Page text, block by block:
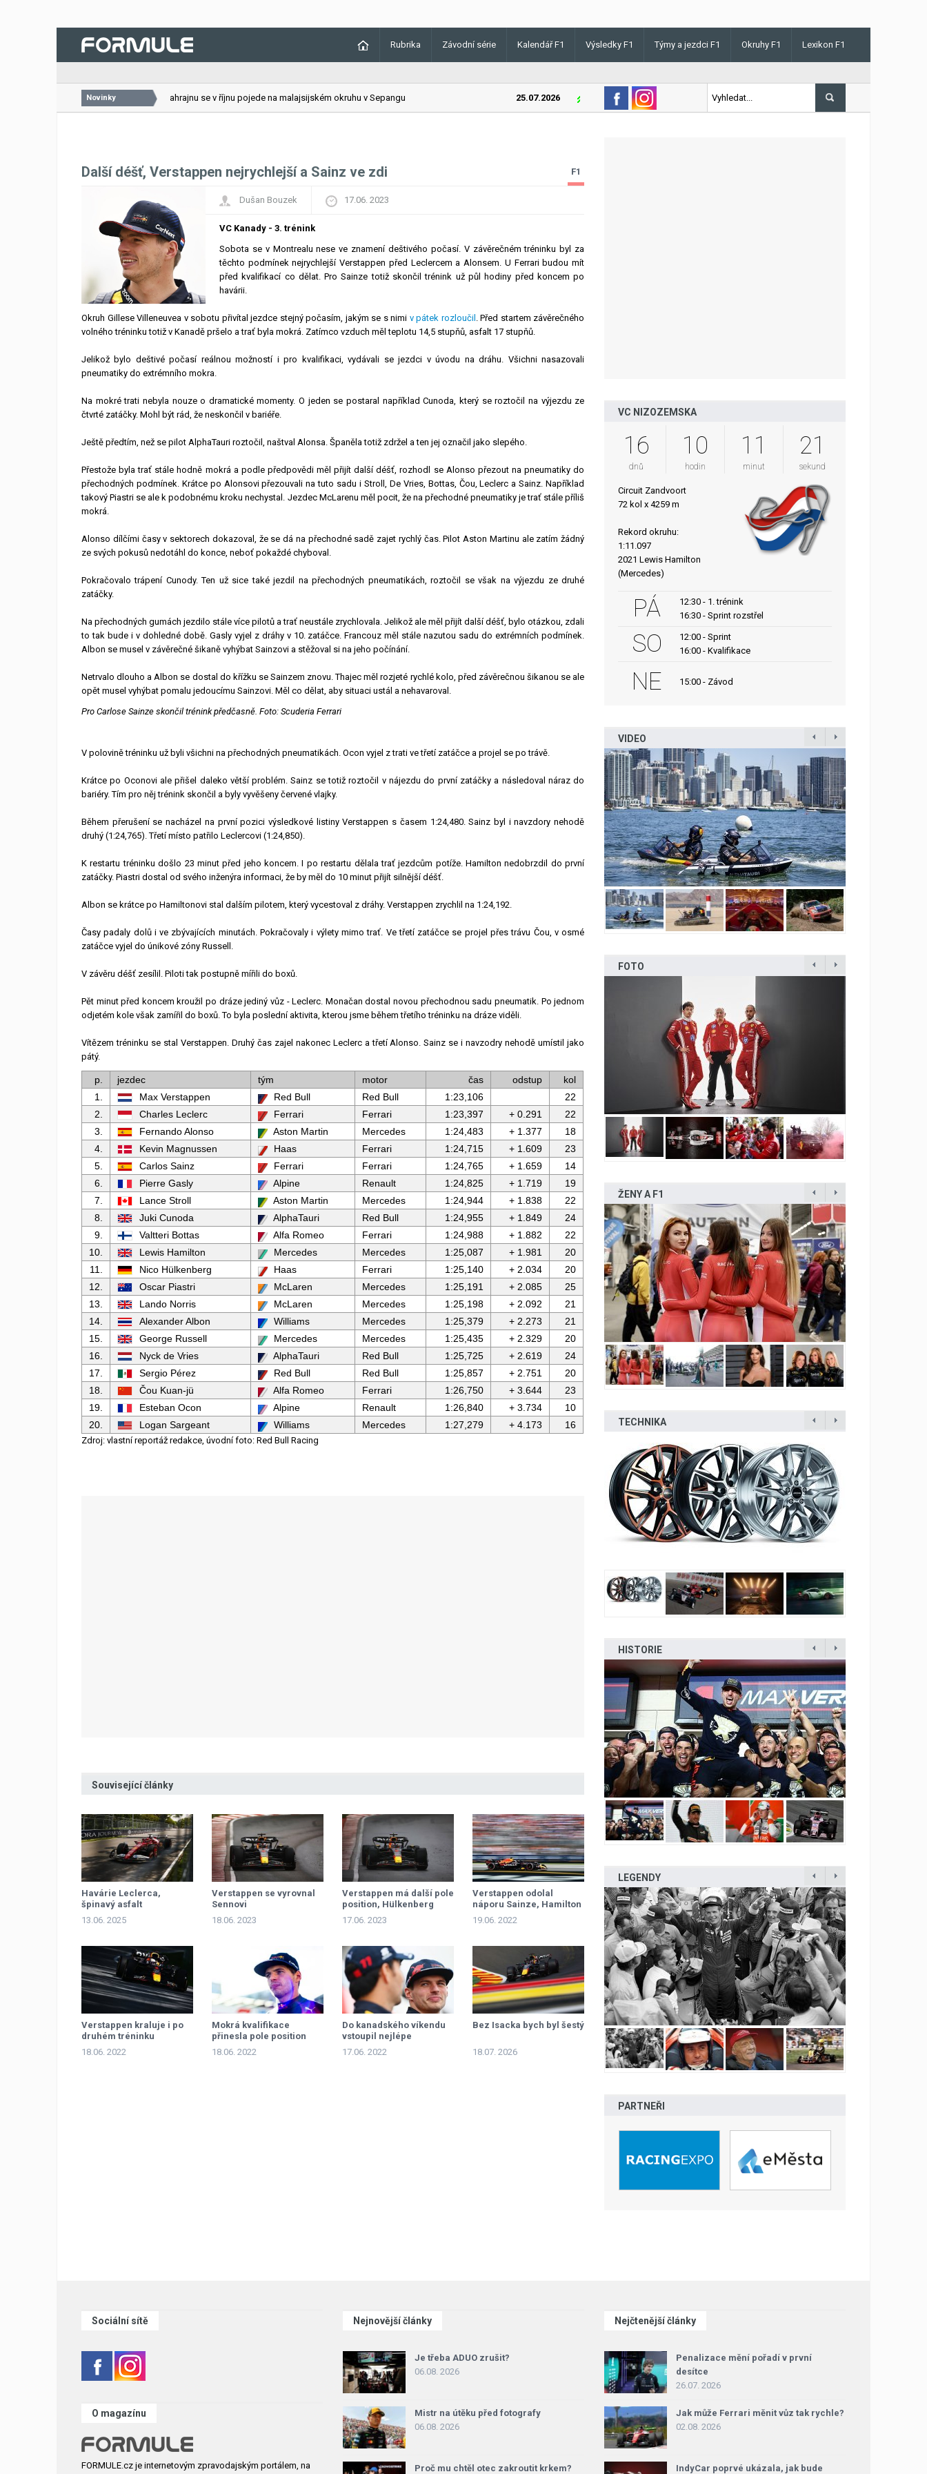
Rubrika Závodní série Kalendář F1 Výsledky F1 Týmy a jezdci F1 Okruhy F1 Lexikon F1
Novinky
26.07.2026 VC Bahrajnu se v říjnu pojede na malajsijském okruhu v Sepangu 25.07.2026 Lando Norris v Maďarsku letos poprvé vyhrál kvalifikaci
Další déšť, Verstappen nejrychlejší a Sainz ve zdi F1
Dušan Bouzek 17.06. 2023
VC Kanady - 3. trénink
Sobota se v Montrealu nese ve znamení deštivého počasí. V závěrečném tréninku byl za
těchto podmínek nejrychlejší Verstappen před Leclercem a Alonsem. U Ferrari budou mít
před kvalifikací co dělat. Pro Sainze totiž skončil trénink už půl hodiny před koncem po
havárii.
Okruh Gillese Villeneuvea v sobotu přivítal jezdce stejný počasím, jakým se s nimi v pátek rozloučil . Před startem závěrečného
volného tréninku totiž v Kanadě pršelo a trať byla mokrá. Zatímco vzduch měl teplotu 14,5 stupňů, asfalt 17 stupňů.
Jelikož bylo deštivé počasí reálnou možností i pro kvalifikaci, vydávali se jezdci v úvodu na dráhu. Všichni nasazovali
pneumatiky do extrémního mokra.
Na mokré trati nebyla nouze o dramatické momenty. O jeden se postaral například Cunoda, který se roztočil na výjezdu ze
čtvrté zatáčky. Mohl být rád, že neskončil v bariéře.
Ještě předtím, než se pilot AlphaTauri roztočil, naštval Alonsa. Španěla totiž zdržel a ten jej označil jako slepého.
Přestože byla trať stále hodně mokrá a podle předpovědi měl přijít další déšť, rozhodl se Alonso přezout na pneumatiky do
přechodných podmínek. Krátce po Alonsovi přezouvali na tuto sadu i Stroll, De Vries, Bottas, Čou, Leclerc a Sainz. Například
takový Piastri se ale k podobnému kroku nechystal. Jezdec McLarenu měl pocit, že na přechodné pneumatiky je trať stále příliš
mokrá.
Alonso dílčími časy v sektorech dokazoval, že se dá na přechodné sadě zajet rychlý čas. Pilot Aston Martinu ale zatím žádný
ze svých pokusů nedotáhl do konce, neboť pokaždé chyboval.
Pokračovalo trápení Cunody. Ten už sice také jezdil na přechodných pneumatikách, roztočil se však na výjezdu ze druhé
zatáčky.
Na přechodných gumách jezdilo stále více pilotů a trať neustále zrychlovala. Jelikož ale měl přijít další déšť, bylo otázkou, zdali
to tak bude i v dohledné době. Gasly vyjel z dráhy v 10. zatáčce. Francouz měl stále nazutou sadu do extrémních podmínek.
Albon se musel v závěrečné šikaně vyhýbat Sainzovi a stěžoval si na jeho počínání.
Netrvalo dlouho a Albon se dostal do křížku se Sainzem znovu. Thajec měl rozjeté rychlé kolo, před závěrečnou šikanou se ale
opět musel vyhýbat pomalu jedoucímu Sainzovi. Měl co dělat, aby situaci ustál a nehavaroval.
Pro Carlose Sainze skončil trénink předčasně. Foto: Scuderia Ferrari
V polovině tréninku už byli všichni na přechodných pneumatikách. Ocon vyjel z trati ve třetí zatáčce a projel se po trávě.
Krátce po Oconovi ale přišel daleko větší problém. Sainz se totiž roztočil v nájezdu do první zatáčky a následoval náraz do
bariéry. Tím pro něj trénink skončil a byly vyvěšeny červené vlajky.
Během přerušení se nacházel na první pozici výsledkové listiny Verstappen s časem 1:24,480. Sainz byl i navzdory nehodě
druhý (1:24,765). Třetí místo patřilo Leclercovi (1:24,850).
K restartu tréninku došlo 23 minut před jeho koncem. I po restartu dělala trať jezdcům potíže. Hamilton nedobrzdil do první
zatáčky. Piastri dostal od svého inženýra informaci, že by měl do 10 minut přijít silnější déšť.
Albon se krátce po Hamiltonovi stal dalším pilotem, který vycestoval z dráhy. Verstappen zrychlil na 1:24,192.
Časy padaly dolů i ve zbývajících minutách. Pokračovaly i výlety mimo trať. Ve třetí zatáčce se projel přes trávu Čou, v osmé
zatáčce vyjel do únikové zóny Russell.
V závěru déšť zesílil. Piloti tak postupně mířili do boxů.
Pět minut před koncem kroužil po dráze jediný vůz - Leclerc. Monačan dostal novou přechodnou sadu pneumatik. Po jednom
odjetém kole však zamířil do boxů. To byla poslední aktivita, kterou jsme během třetího tréninku na dráze viděli.
Vítězem tréninku se stal Verstappen. Druhý čas zajel nakonec Leclerc a třetí Alonso. Sainz se i navzodry nehodě umístil jako
pátý.
p. jezdec tým motor čas odstup
kol
1.
Max Verstappen Red Bull Red Bull 1:23,106
22
2.
Charles Leclerc Ferrari Ferrari 1:23,397 + 0.291
22
3.
Fernando Alonso Aston Martin Mercedes 1:24,483 + 1.377
18
4.
Kevin Magnussen Haas Ferrari 1:24,715 + 1.609
23
5.
Carlos Sainz Ferrari Ferrari 1:24,765 + 1.659
14
6.
Pierre Gasly Alpine Renault 1:24,825 + 1.719
19
7.
Lance Stroll Aston Martin Mercedes 1:24,944 + 1.838
22
8.
Juki Cunoda AlphaTauri Red Bull 1:24,955 + 1.849
24
9.
Valtteri Bottas Alfa Romeo Ferrari 1:24,988 + 1.882
22
10.
Lewis Hamilton Mercedes Mercedes 1:25,087 + 1.981
20
11.
Nico Hülkenberg Haas Ferrari 1:25,140 + 2.034
20
12.
Oscar Piastri McLaren Mercedes 1:25,191 + 2.085
25
13.
Lando Norris McLaren Mercedes 1:25,198 + 2.092
21
14.
Alexander Albon Williams Mercedes 1:25,379 + 2.273
21
15.
George Russell Mercedes Mercedes 1:25,435 + 2.329
20
16.
Nyck de Vries AlphaTauri Red Bull 1:25,725 + 2.619
24
17.
Sergio Pérez Red Bull Red Bull 1:25,857 + 2.751
20
18.
Čou Kuan-jü Alfa Romeo Ferrari 1:26,750 + 3.644
23
19.
Esteban Ocon Alpine Renault 1:26,840 + 3.734
10
20.
Logan Sargeant Williams Mercedes 1:27,279 + 4.173 16
Zdroj: vlastní reportáž redakce, úvodní foto: Red Bull Racing
Související články
Havárie Leclerca,
špinavý asfalt
13.06. 2025
Verstappen se vyrovnal
Sennovi
18.06. 2023
Verstappen má další pole
position, Hülkenberg
zazářil druhou příčkou
17.06. 2023
Verstappen odolal
náporu Sainze, Hamilton
se vrátil na pódium
19.06. 2022
Verstappen kraluje i po
druhém tréninku
18.06. 2022
Mokrá kvalifikace
přinesla pole position
Verstappenovi, Alonso
překvapivě druhý
18.06. 2022
Do kanadského víkendu
vstoupil nejlépe
Verstappen
17.06. 2022
Bez Isacka bych byl šestý
18.07. 2026
VC NIZOZEMSKA
16
dnů
10
hodin
11
minut
20
sekund
Circuit Zandvoort
72 kol x 4259 m
Rekord okruhu:
1:11.097
2021 Lewis Hamilton
(Mercedes)
PÁ
12:30 - 1. trénink
16:30 - Sprint rozstřel
SO
12:00 - Sprint
16:00 - Kvalifikace
NE 15:00 - Závod
VIDEO
FOTO
ŽENY A F1
TECHNIKA
HISTORIE
LEGENDY
PARTNEŘI
Sociální sítě
O magazínu
FORMULE.cz je internetovým zpravodajským portálem, na
Nejnovější články
Je třeba ADUO zrušit?
06.08. 2026
Mistr na útěku před fotografy
06.08. 2026
Proč mu chtěl otec zakroutit krkem?
Nejčtenější články
Penalizace mění pořadí v první
desítce
26.07. 2026
Jak může Ferrari měnit vůz tak rychle?
02.08. 2026
IndyCar poprvé ukázala, jak bude